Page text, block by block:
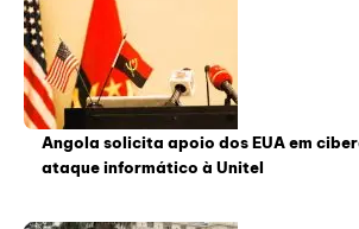
Angola solicita apoio dos EUA em
ataque informático à Unitel